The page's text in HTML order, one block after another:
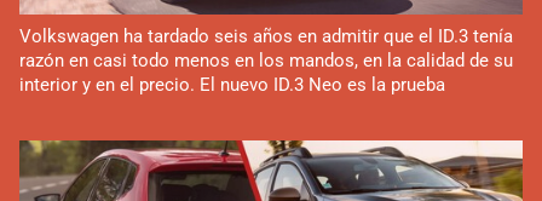
Volkswagen ha tardado seis años en admitir que el ID.3 tenía
razón en casi todo menos en los mandos, en la calidad de su
interior y en el precio. El nuevo ID.3 Neo es la prueba